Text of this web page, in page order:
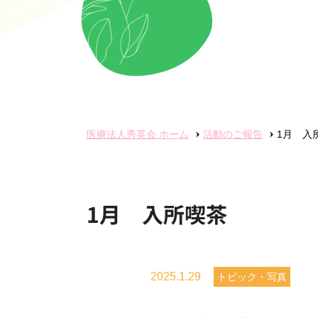
医療法人秀英会 ホーム 活動のご報告 1月 入
1月 入所喫茶
2025.1.29 トピック・写真